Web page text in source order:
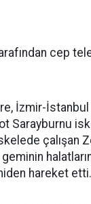
cep
İzmir-
Sarayburnu
çalışan
hareket etti.